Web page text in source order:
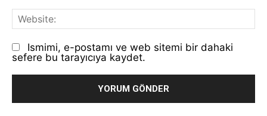
Ismimi, e-postamı ve web sitemi bir dahaki
sefere bu tarayıcıya kaydet.